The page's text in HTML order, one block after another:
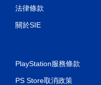
法律條款
關於SIE
PlayStation服務條款
PS Store取消政策